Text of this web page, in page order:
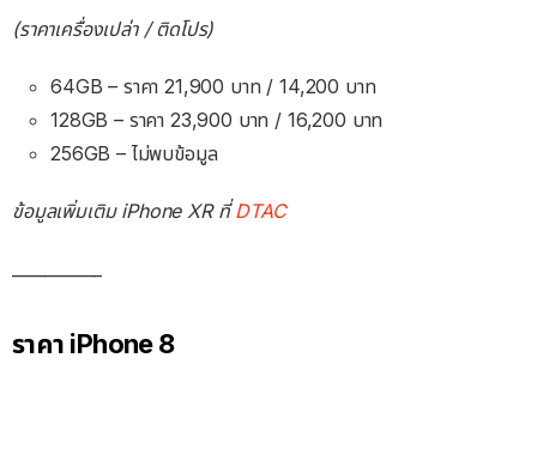
(ราคาเครื่องเปล่า / ติดโปร)
64GB – ราคา 21,900 บาท / 14,200 บาท
128GB – ราคา 23,900 บาท / 16,200 บาท
256GB – ไม่พบข้อมูล
ข้อมูลเพิ่มเติม iPhone XR ที่DTAC
ราคา iPhone 8